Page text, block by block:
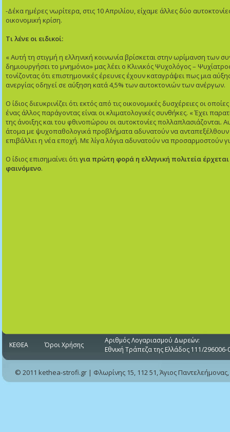
-Δέκα ημέρες νωρίτερα, στις 10 Απριλίου, είχαμε άλλες δύο
οικονομική κρίση.
Τι λένε οι ειδικοί:
« Αυτή τη στιγμή η ελληνική κοινωνία βρίσκεται στην ωρίμανση των
δημιουργήσει το μνημόνιο» μας λέει ο Κλινικός Ψυχολόγος –
τονίζοντας ότι επιστημονικές έρευνες έχουν καταγράψει πως μια
ανεργίας οδηγεί σε αύξηση κατά 4,5% των αυτοκτονιών των ανέργων.
Ο ίδιος διευκρινίζει ότι εκτός από τις οικονομικές δυσχέρειες οι
ένας άλλος παράγοντας είναι οι κλιματολογικές συνθήκες. « Έχει
της άνοιξης και του φθινοπώρου οι αυτοκτονίες πολλαπλασιάζονται.
άτομα με ψυχοπαθολογικά προβλήματα αδυνατούν να ανταπεξέλθουν
επιβάλλει η νέα εποχή. Με λίγα λόγια αδυνατούν να προσαρμοστούν
Ο ίδιος επισημαίνει ότιγια πρώτη φορά η ελληνική πολιτεία
φαινόμενο.
ΚΕΘΕΑ Όροι Χρήσης
Αριθμός Λογαριασμού Δωρεών:
Εθνική Τράπεζα της Ελλάδος 111/296006-
© 2011 kethea-strofi.gr | Φλωρίνης 15, 112 51, Άγιος Παντελεήμονας,